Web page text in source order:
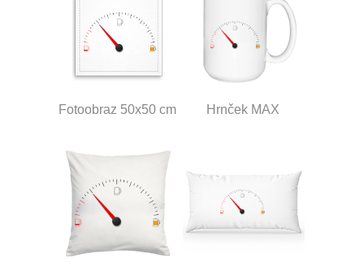
Fotoobraz 50x50 cm Hrnček MAX